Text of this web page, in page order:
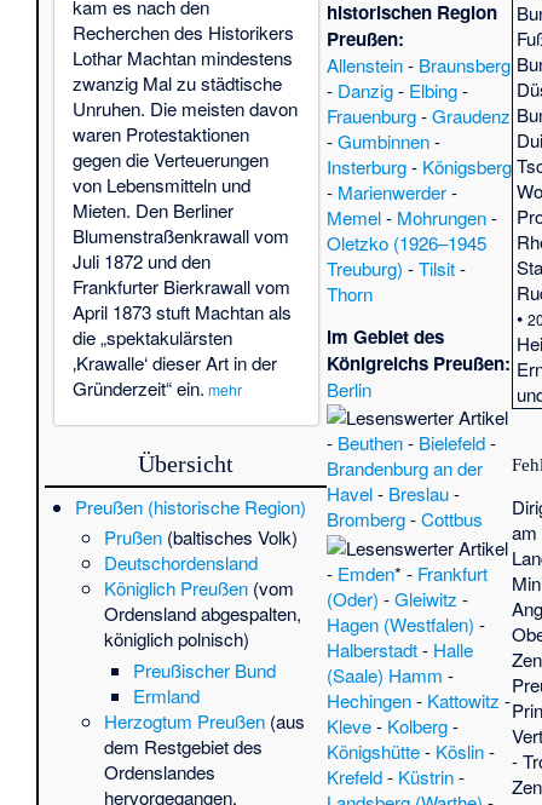
kam es nach den
Recherchen des Historikers
Lothar Machtan mindestens
zwanzig Mal zu städtische
Unruhen. Die meisten davon
waren Protestaktionen
gegen die Verteuerungen
von Lebensmitteln und
Mieten. Den Berliner
Blumenstraßenkrawall vom
Juli 1872 und den
Frankfurter Bierkrawall vom
April 1873 stuft Machtan als
die „spektakulärsten
‚Krawalle‘ dieser Art in der
Gründerzeit“ ein. mehr
Übersicht
Preußen (historische Region)
Prußen (baltisches Volk)
Deutschordensland
Königlich Preußen (vom
Ordensland abgespalten,
königlich polnisch)
Preußischer Bund
Ermland
Herzogtum Preußen (aus
dem Restgebiet des
Ordenslandes
hervorgegangen,
historischen Region
Preußen:
Allenstein- Braunsberg
- Danzig- Elbing-
Frauenburg-Graudenz
-Gumbinnen-
Insterburg- Königsberg
- Marienwerder-
Memel- Mohrungen-
Oletzko (1926–1945
Treuburg) -Tilsit-
Thorn
im Gebiet des
Königreichs Preußen:
Berlin
- Beuthen- Bielefeld-
Brandenburg an der
Havel- Breslau-
Bromberg-Cottbus
- Emden* - Frankfurt
(Oder) -Gleiwitz -
Hagen (Westfalen) -
Halberstadt- Halle
(Saale) Hamm -
Hechingen- Kattowitz -
Kleve- Kolberg-
Königshütte- Köslin-
Krefeld- Küstrin-
•
am
-